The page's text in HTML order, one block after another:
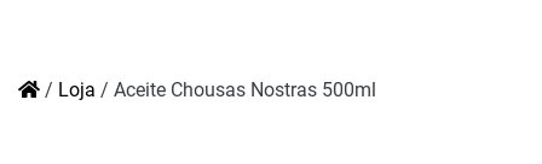
/ Loja / Aceite Chousas Nostras 500ml